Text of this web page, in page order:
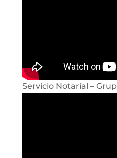
Servicio Notarial –